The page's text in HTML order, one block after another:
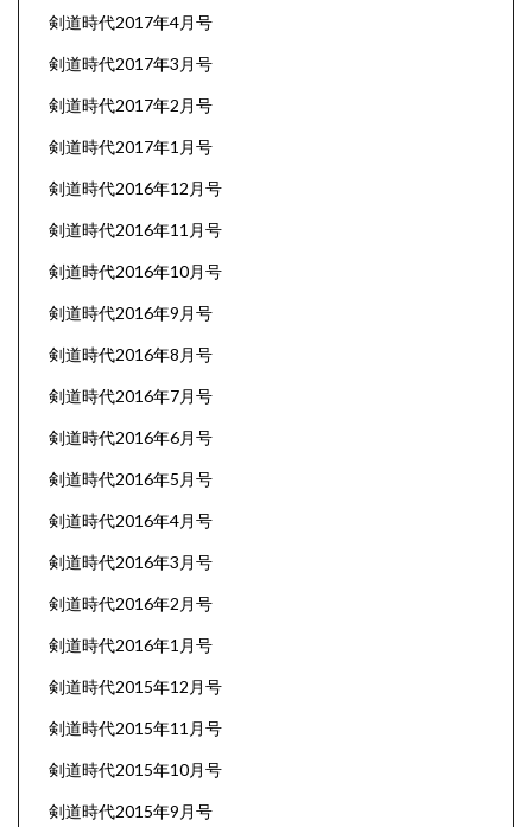
剣道時代2017年4月号
剣道時代2017年3月号
剣道時代2017年2月号
剣道時代2017年1月号
剣道時代2016年12月号
剣道時代2016年11月号
剣道時代2016年10月号
剣道時代2016年9月号
剣道時代2016年8月号
剣道時代2016年7月号
剣道時代2016年6月号
剣道時代2016年5月号
剣道時代2016年4月号
剣道時代2016年3月号
剣道時代2016年2月号
剣道時代2016年1月号
剣道時代2015年12月号
剣道時代2015年11月号
剣道時代2015年10月号
剣道時代2015年9月号